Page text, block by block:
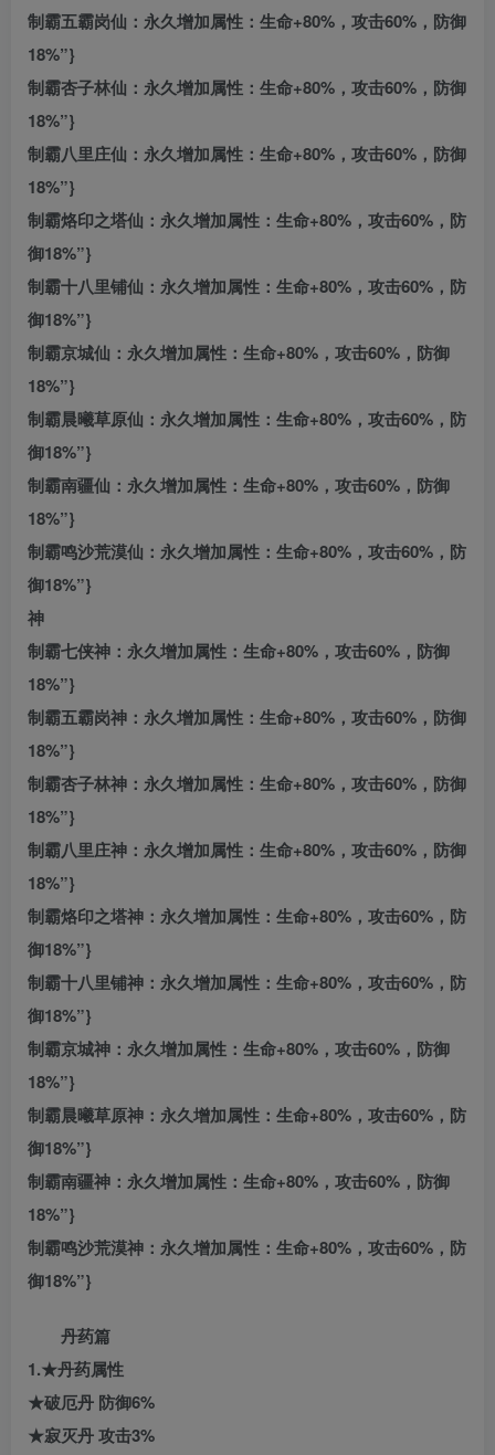
制霸五霸岗仙：永久增加属性：生命+80%，攻击60%，防御
18%”}
制霸杏子林仙：永久增加属性：生命+80%，攻击60%，防御
18%”}
制霸八里庄仙：永久增加属性：生命+80%，攻击60%，防御
18%”}
制霸烙印之塔仙：永久增加属性：生命+80%，攻击60%，防
御18%”}
制霸十八里铺仙：永久增加属性：生命+80%，攻击60%，防
御18%”}
制霸京城仙：永久增加属性：生命+80%，攻击60%，防御
18%”}
制霸晨曦草原仙：永久增加属性：生命+80%，攻击60%，防
御18%”}
制霸南疆仙：永久增加属性：生命+80%，攻击60%，防御
18%”}
制霸鸣沙荒漠仙：永久增加属性：生命+80%，攻击60%，防
御18%”}
神
制霸七侠神：永久增加属性：生命+80%，攻击60%，防御
18%”}
制霸五霸岗神：永久增加属性：生命+80%，攻击60%，防御
18%”}
制霸杏子林神：永久增加属性：生命+80%，攻击60%，防御
18%”}
制霸八里庄神：永久增加属性：生命+80%，攻击60%，防御
18%”}
制霸烙印之塔神：永久增加属性：生命+80%，攻击60%，防
御18%”}
制霸十八里铺神：永久增加属性：生命+80%，攻击60%，防
御18%”}
制霸京城神：永久增加属性：生命+80%，攻击60%，防御
18%”}
制霸晨曦草原神：永久增加属性：生命+80%，攻击60%，防
御18%”}
制霸南疆神：永久增加属性：生命+80%，攻击60%，防御
18%”}
制霸鸣沙荒漠神：永久增加属性：生命+80%，攻击60%，防
御18%”}
丹药篇
1.★丹药属性
★破厄丹 防御6%
★寂灭丹 攻击3%